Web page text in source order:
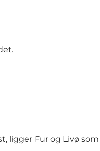
ligger Fur og Livø